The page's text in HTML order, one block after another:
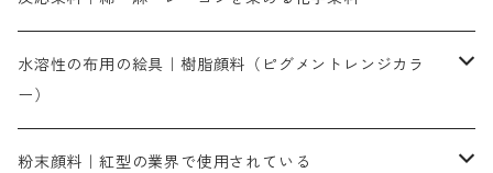
染色に必要な薬品類
染料一覧
人気のおすすめ染料
染色に必要な薬品類
お勧めの3原色（赤・青・黄色）
お勧め｜スミフィックス～
3原色以外の色目
水溶性の布用の絵具｜樹脂顔料（ピグメントレンジカラ
ー）
ネオカラー（色）
粉末顔料｜紅型の業界で使用されている